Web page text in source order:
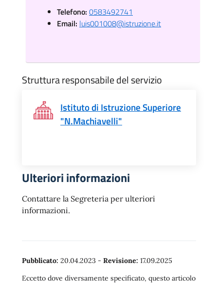
Telefono: 0583492741
Email: luis001008@istruzione.it
Struttura responsabile del servizio
Istituto di Istruzione Superiore
"N.Machiavelli"
Ulteriori informazioni
Contattare la Segreteria per ulteriori
informazioni.
Pubblicato: 20.04.2023 - Revisione: 17.09.2025
Eccetto dove diversamente specificato, questo articolo